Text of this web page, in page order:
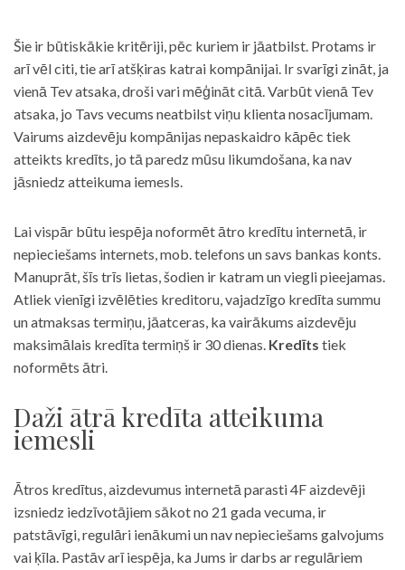
Šie ir būtiskākie kritēriji, pēc kuriem ir jāatbilst. Protams ir
arī vēl citi, tie arī atšķiras katrai kompānijai. Ir svarīgi zināt, ja
vienā Tev atsaka, droši vari mēģināt citā. Varbūt vienā Tev
atsaka, jo Tavs vecums neatbilst viņu klienta nosacījumam.
Vairums aizdevēju kompānijas nepaskaidro kāpēc tiek
atteikts kredīts, jo tā paredz mūsu likumdošana, ka nav
jāsniedz atteikuma iemesls.
Lai vispār būtu iespēja noformēt ātro kredītu internetā, ir
nepieciešams internets, mob. telefons un savs bankas konts.
Manuprāt, šīs trīs lietas, šodien ir katram un viegli pieejamas.
Atliek vienīgi izvēlēties kreditoru, vajadzīgo kredīta summu
un atmaksas termiņu, jāatceras, ka vairākums aizdevēju
maksimālais kredīta termiņš ir 30 dienas. Kredīts tiek
noformēts ātri.
Daži ātrā kredīta atteikuma
iemesli
Ātros kredītus, aizdevumus internetā parasti 4F aizdevēji
izsniedz iedzīvotājiem sākot no 21 gada vecuma, ir
patstāvīgi, regulāri ienākumi un nav nepieciešams galvojums
vai ķīla. Pastāv arī iespēja, ka Jums ir darbs ar regulāriem